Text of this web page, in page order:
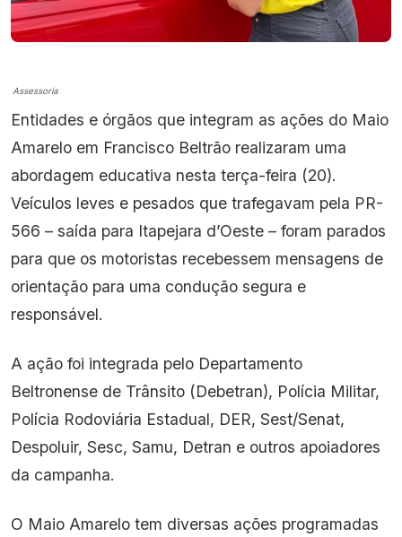
Assessoria
Entidades e órgãos que integram as ações do Maio
Amarelo em Francisco Beltrão realizaram uma
abordagem educativa nesta terça-feira (20).
Veículos leves e pesados que trafegavam pela PR-
566 – saída para Itapejara d’Oeste – foram parados
para que os motoristas recebessem mensagens de
orientação para uma condução segura e
responsável.
A ação foi integrada pelo Departamento
Beltronense de Trânsito (Debetran), Polícia Militar,
Polícia Rodoviária Estadual, DER, Sest/Senat,
Despoluir, Sesc, Samu, Detran e outros apoiadores
da campanha.
O Maio Amarelo tem diversas ações programadas